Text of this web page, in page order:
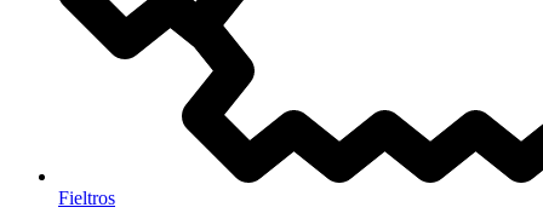
Fieltros